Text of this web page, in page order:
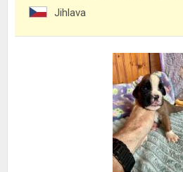
Jihlava